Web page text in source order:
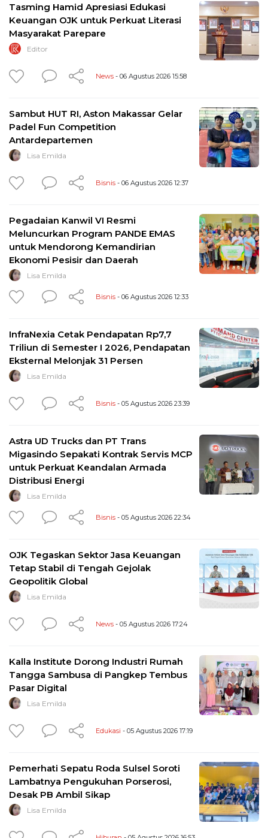
Tasming Hamid Apresiasi Edukasi
Keuangan OJK untuk Perkuat Literasi
Masyarakat Parepare
Editor
News - 06 Agustus 2026 15:58
Sambut HUT RI, Aston Makassar Gelar
Padel Fun Competition
Antardepartemen
Lisa Emilda
Bisnis - 06 Agustus 2026 12:37
Pegadaian Kanwil VI Resmi
Meluncurkan Program PANDE EMAS
untuk Mendorong Kemandirian
Ekonomi Pesisir dan Daerah
Lisa Emilda
Bisnis - 06 Agustus 2026 12:33
InfraNexia Cetak Pendapatan Rp7,7
Triliun di Semester I 2026, Pendapatan
Eksternal Melonjak 31 Persen
Lisa Emilda
Bisnis - 05 Agustus 2026 23:39
Astra UD Trucks dan PT Trans
Migasindo Sepakati Kontrak Servis MCP
untuk Perkuat Keandalan Armada
Distribusi Energi
Lisa Emilda
Bisnis - 05 Agustus 2026 22:34
OJK Tegaskan Sektor Jasa Keuangan
Tetap Stabil di Tengah Gejolak
Geopolitik Global
Lisa Emilda
News - 05 Agustus 2026 17:24
Kalla Institute Dorong Industri Rumah
Tangga Sambusa di Pangkep Tembus
Pasar Digital
Lisa Emilda
Edukasi - 05 Agustus 2026 17:19
Pemerhati Sepatu Roda Sulsel Soroti
Lambatnya Pengukuhan Porserosi,
Desak PB Ambil Sikap
Lisa Emilda